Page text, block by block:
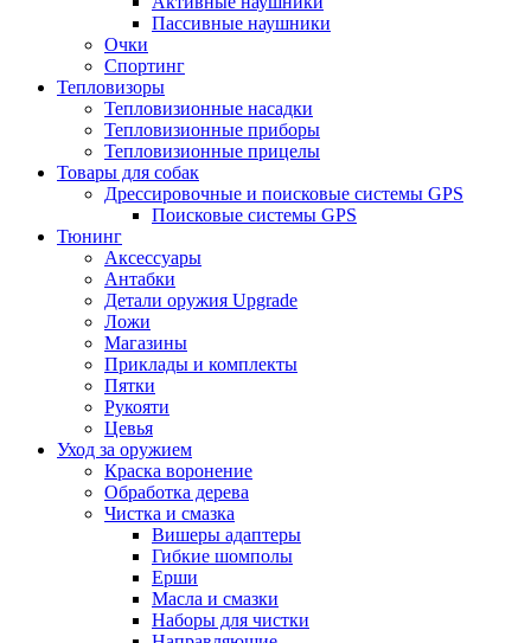
Пассивные наушники
Очки
Спортинг
Тепловизоры
Тепловизионные насадки
Тепловизионные приборы
Тепловизионные прицелы
Товары для собак
Дрессировочные и поисковые системы GPS
Поисковые системы GPS
Тюнинг
Аксессуары
Антабки
Детали оружия Upgrade
Ложи
Магазины
Приклады и комплекты
Пятки
Рукояти
Цевья
Уход за оружием
Краска воронение
Обработка дерева
Чистка и смазка
Вишеры адаптеры
Гибкие шомполы
Ерши
Масла и смазки
Наборы для чистки